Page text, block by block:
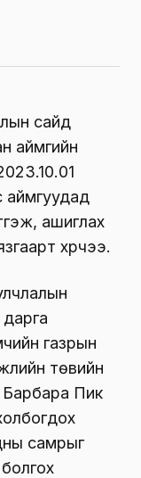
сайд
аймгийн
аймгуудад
ашиглах
хүрчээ.
газрын
төвийн
Пик
самрыг
болгох